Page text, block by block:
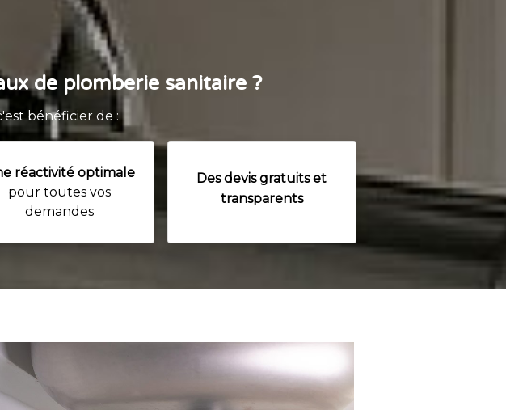
de plomberie sanitaire ?
bénéficier de :
réactivité optimale
pour toutes vos
demandes
Des devis gratuits et
transparents